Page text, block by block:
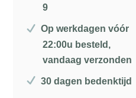
9
Op werkdagen vóór
22:00u besteld,
vandaag verzonden
30 dagen bedenktijd